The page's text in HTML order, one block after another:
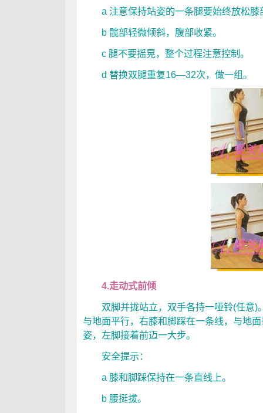
a 注意保持站姿的一条腿要始终放松膝
b 髋部轻微倾斜，腹部收紧。
c 腿不要摇晃，整个过程注意控制。
d 替换双腿重复16—32次，做一组。
4.走动式前倾
双脚并拢站立，双手各持一哑铃(任意)
与地面平行，右膝和脚踩在一条线，与地
姿，左脚接着前迈一大步。
安全提示：
a 膝和脚踩保持在一条直线上。
b 腰挺拔。